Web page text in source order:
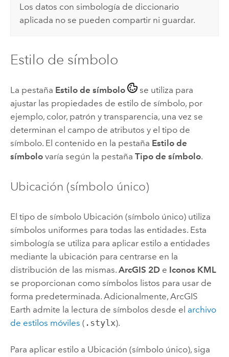
Los datos con simbología de diccionario
aplicada no se pueden compartir ni guardar.
Estilo de símbolo
La pestaña Estilo de símbolo
se utiliza para
ajustar las propiedades de estilo de símbolo, por
ejemplo, color, patrón y transparencia, una vez se
determinan el campo de atributos y el tipo de
símbolo. El contenido en la pestaña Estilo de
símbolovaría según la pestaña Tipo de símbolo.
Ubicación (símbolo único)
El tipo de símbolo Ubicación (símbolo único) utiliza
símbolos uniformes para todas las entidades. Esta
simbología se utiliza para aplicar estilo a entidades
mediante la ubicación para centrarse en la
distribución de las mismas. ArcGIS 2De Iconos KML
se proporcionan como símbolos listos para usar de
forma predeterminada. Adicionalmente, ArcGIS
Earth admite la lectura de símbolos desde el archivo
de estilos móviles ( .stylx).
Para aplicar estilo a Ubicación (símbolo único), siga